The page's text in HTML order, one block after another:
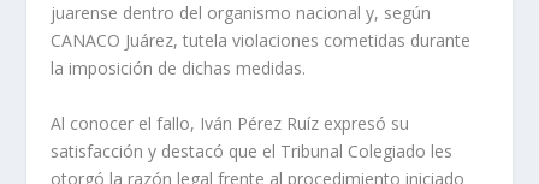
juarense dentro del organismo nacional y, según
CANACO Juárez, tutela violaciones cometidas durante
la imposición de dichas medidas.
Al conocer el fallo, Iván Pérez Ruíz expresó su
satisfacción y destacó que el Tribunal Colegiado les
otorgó la razón legal frente al procedimiento iniciado